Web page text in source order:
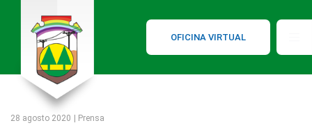
OFICINA VIRTUAL
28 agosto 2020 | Prensa